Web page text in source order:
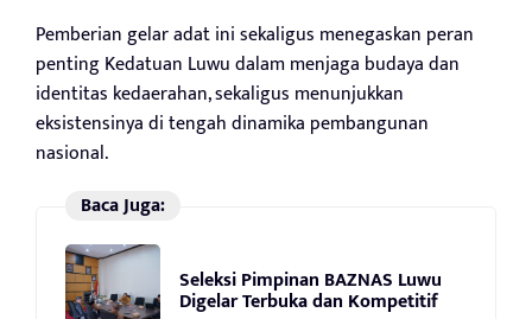
Pemberian gelar adat ini sekaligus menegaskan peran
penting Kedatuan Luwu dalam menjaga budaya dan
identitas kedaerahan, sekaligus menunjukkan
eksistensinya di tengah dinamika pembangunan
nasional.
Baca Juga:
Seleksi Pimpinan BAZNAS Luwu
Digelar Terbuka dan Kompetitif